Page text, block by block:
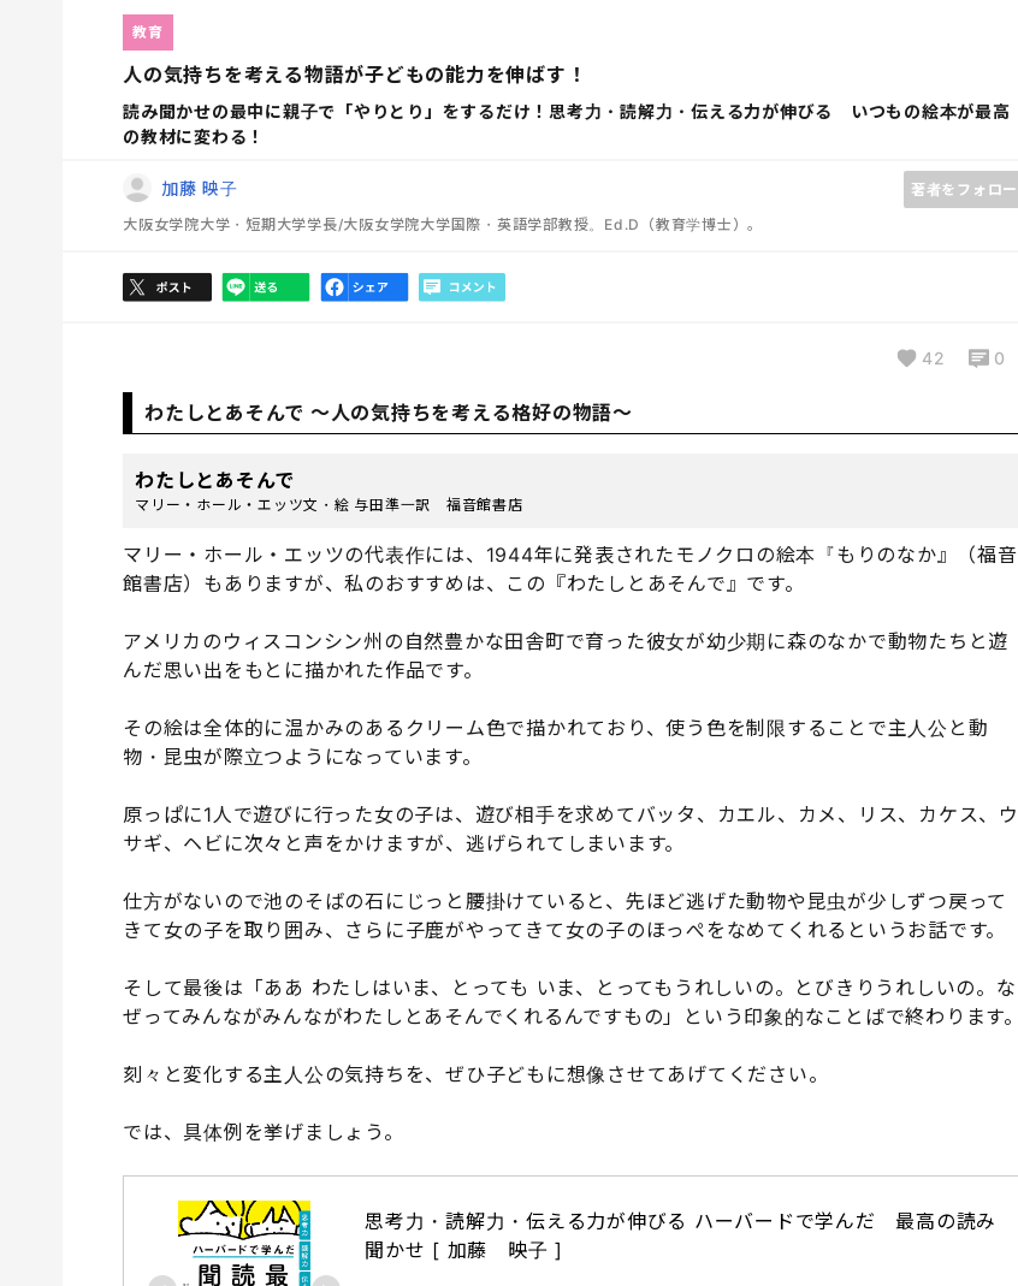
人の気持ちを考える物語が子どもの能力を伸ばす！
読み聞かせの最中に親子で「やりとり」をするだけ！思考力・読解力・伝える力が伸びる いつもの絵本が最高
の教材に変わる！
教育
加藤 映子
著者をフォロー
大阪女学院大学・短期大学学長/大阪女学院大学国際・英語学部教授。Ed.D（教育学博士）。
42 0
わたしとあそんで 〜人の気持ちを考える格好の物語〜
わたしとあそんで
マリー・ホール・エッツ文・絵 与田準一訳 福音館書店
マリー・ホール・エッツの代表作には、1944年に発表されたモノクロの絵本『もりのなか』（福音
館書店）もありますが、私のおすすめは、この『わたしとあそんで』です。
アメリカのウィスコンシン州の自然豊かな田舎町で育った彼女が幼少期に森のなかで動物たちと遊
んだ思い出をもとに描かれた作品です。
その絵は全体的に温かみのあるクリーム色で描かれており、使う色を制限することで主人公と動
物・昆虫が際立つようになっています。
原っぱに1人で遊びに行った女の子は、遊び相手を求めてバッタ、カエル、カメ、リス、カケス、ウ
サギ、ヘビに次々と声をかけますが、逃げられてしまいます。
仕方がないので池のそばの石にじっと腰掛けていると、先ほど逃げた動物や昆虫が少しずつ戻って
きて女の子を取り囲み、さらに子鹿がやってきて女の子のほっぺをなめてくれるというお話です。
そして最後は「ああ わたしはいま、とっても いま、とってもうれしいの。とびきりうれしいの。な
ぜってみんながみんながわたしとあそんでくれるんですもの」という印象的なことばで終わります。
刻々と変化する主人公の気持ちを、ぜひ子どもに想像させてあげてください。
では、具体例を挙げましょう。
思考力・読解力・伝える力が伸びる ハーバードで学んだ　最高の読み
聞かせ [ 加藤　映子 ]